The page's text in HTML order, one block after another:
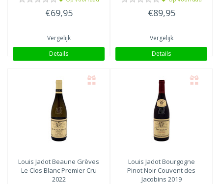
€69,95
Vergelijk
Details
€89,95
Vergelijk
Details
Louis JadotBeaune Grèves
Le Clos Blanc Premier Cru
2022
Louis JadotBourgogne
Pinot Noir Couvent des
Jacobins 2019